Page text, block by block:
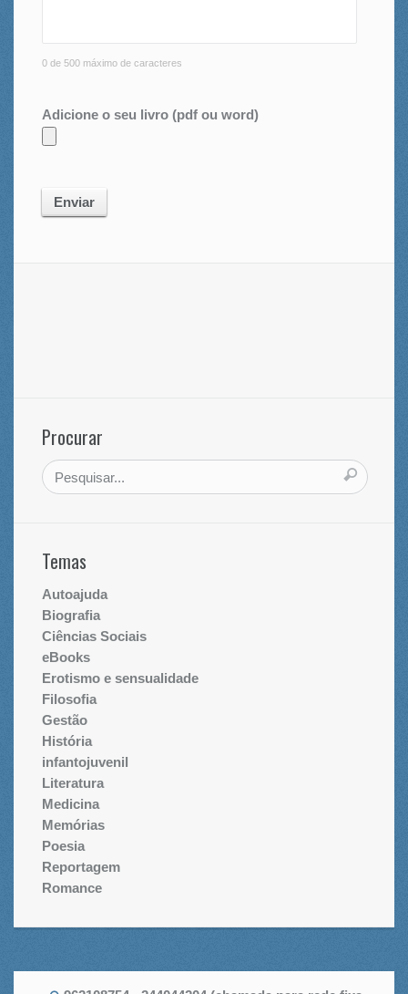
0 de 500 máximo de caracteres
Adicione o seu livro (pdf ou word)
Procurar
Temas
Autoajuda
Biografia
Ciências Sociais
eBooks
Erotismo e sensualidade
Filosofia
Gestão
História
infantojuvenil
Literatura
Medicina
Memórias
Poesia
Reportagem
Romance